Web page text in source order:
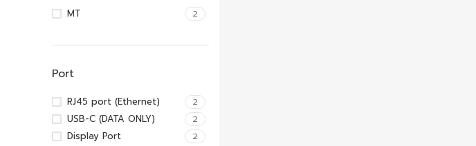
MT 2
Port
RJ45 port (Ethernet) 2
USB-C (DATA ONLY) 2
Display Port 2